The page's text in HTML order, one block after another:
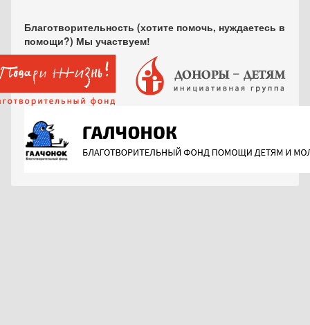
Благотворительность (хотите помочь, нуждаетесь в
помощи?) Мы участвуем!